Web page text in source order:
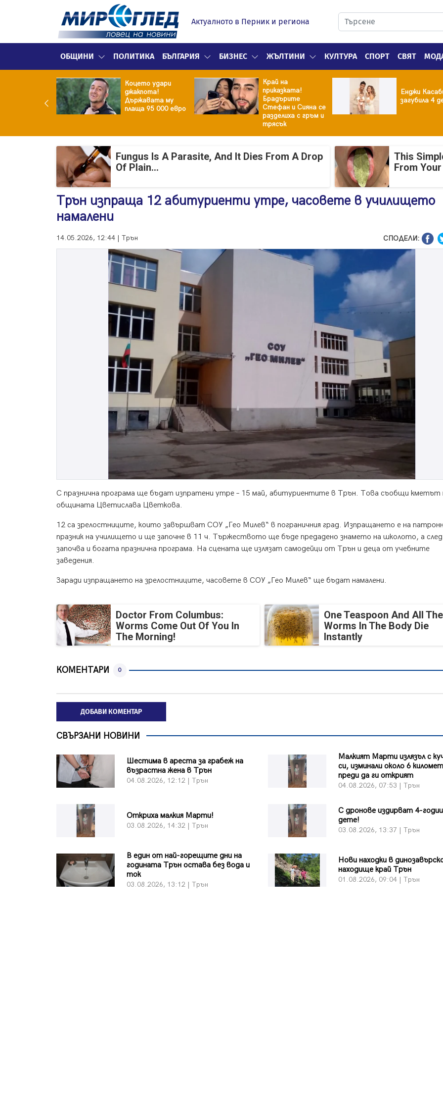
Актуалното в Перник и региона
ОБЩИНИ ПОЛИТИКА БЪЛГАРИЯ БИЗНЕС ЖЪЛТИНИ КУЛТУРА СПОРТ СВЯТ
Коцето удари
джакпота!
Държавата му
плаща 95 000 евро
Край на
приказката!
Брадърите
Стефан и Сияна се
разделиха с гръм и
трясък
Енджи
загубила 4
Fungus Is A Parasite, And It Dies From A Drop
Of Plain...
This
From
Трън изпраща 12 абитуриенти утре, часовете в училището
намалени
14.05.2026, 12:44 | Трън СПОДЕЛИ:
С празнична програма ще бъдат изпратени утре – 15 май, абитуриентите в Трън. Това съобщи кметът
общината Цветислава Цветкова.
12 са зрелостниците, които завършват СОУ „Гео Милев“ в пограничния град. Изпращането е на
празник на училището и ще започне в 11 ч. Тържеството ще бъде предадено знамето на школото, а
започва и богата празнична програма. На сцената ще излязат самодейци от Трън и деца от учебните
заведения.
Заради изпращането на зрелостниците, часовете в СОУ „Гео Милев“ ще бъдат намалени.
Doctor From Columbus:
Worms Come Out Of You In
The Morning!
One Teaspoon And All The
Worms In The Body Die
Instantly
КОМЕНТАРИ 0
ДОБАВИ КОМЕНТАР
СВЪРЗАНИ НОВИНИ
Шестима в ареста за грабеж на
възрастна жена в Трън
04.08.2026, 12:12 | Трън
Малкият Марти излязъл с
си, изминали около 6
преди да ги открият
04.08.2026, 07:53 | Трън
Откриха малкия Марти!
03.08.2026, 14:32 | Трън
С дронове издирват 4-
дете!
03.08.2026, 13:37 | Трън
В един от най-горещите дни на
годината Трън остава без вода и
ток
03.08.2026, 13:12 | Трън
Нови находки в
находище край Трън
01.08.2026, 09:04 | Трън